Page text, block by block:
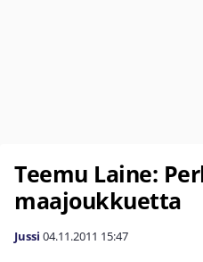
Teemu Laine:
maajoukkuetta
Jussi 04.11.2011 15:47